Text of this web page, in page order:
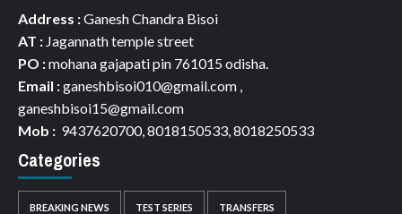
Address :Ganesh Chandra Bisoi
AT : Jagannath temple street
PO :mohana gajapati pin 761015 odisha.
Email :ganeshbisoi010@gmail.com ,
ganeshbisoi15@gmail.com
Mob : 9437620700, 8018150533, 8018250533
Categories
BREAKING NEWS TEST SERIES TRANSFERS